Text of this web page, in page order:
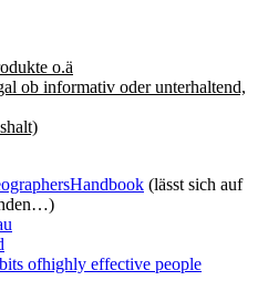
o.ä
ob informativ oder unterhaltend,
(lässt sich auf
ofhighly effective people